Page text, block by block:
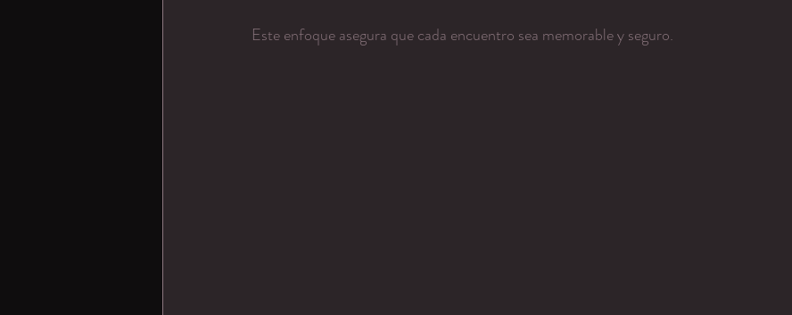
Este enfoque asegura que cada encuentro sea memorable y seguro.